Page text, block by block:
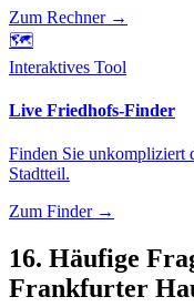
Zum Rechner →
🗺️
Interaktives Tool
Live Friedhofs-Finder
Finden Sie unkompliziert
Stadtteil.
Zum Finder →
16. Häufige
Frankfurter